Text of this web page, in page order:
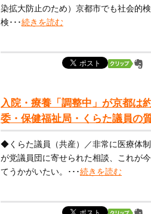
染拡大防止のため）京都市でも社会的
検･･･続きを読む
入院・療養「調整中」が京都は
委・保健福祉局・くらた議員の
◆くらた議員（共産）／非常に医療体
が党議員団に寄せられた相談、これが
てうかがいたい。･･･続きを読む